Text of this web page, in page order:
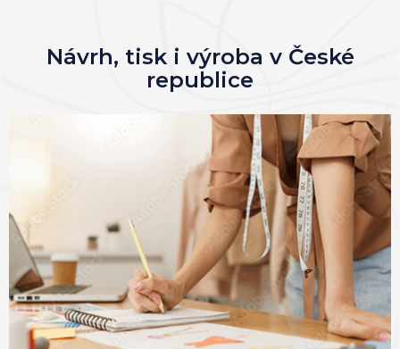
Návrh, tisk i výroba v České
republice